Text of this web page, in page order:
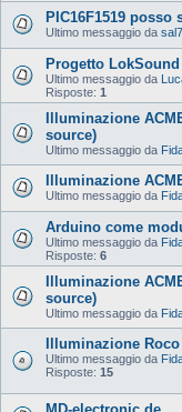
PIC16F1519
Ultimo messaggio da
Progetto
Ultimo messaggio da
Risposte: 1
Illuminazione
source)
Ultimo messaggio da
Illuminazione
Ultimo messaggio da
Arduino come
Ultimo messaggio da
Risposte: 6
Illuminazione
source)
Ultimo messaggio da
Illuminazione
Ultimo messaggio da
Risposte: 15